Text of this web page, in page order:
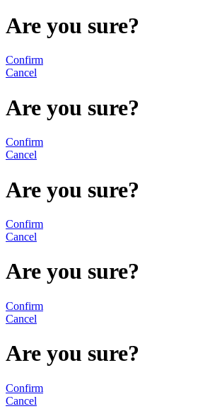
Are you sure?
Confirm
Cancel
Are you sure?
Confirm
Cancel
Are you sure?
Confirm
Cancel
Are you sure?
Confirm
Cancel
Are you sure?
Confirm
Cancel